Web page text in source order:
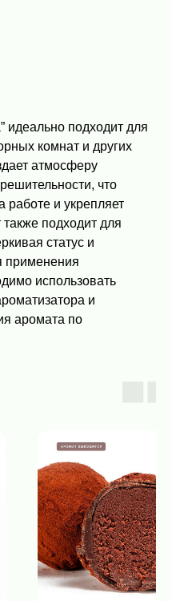
идеально подходит для
комнат и других
атмосферу
что
работе и укрепляет
подходит для
статус и
применения
использовать
и
аромата по